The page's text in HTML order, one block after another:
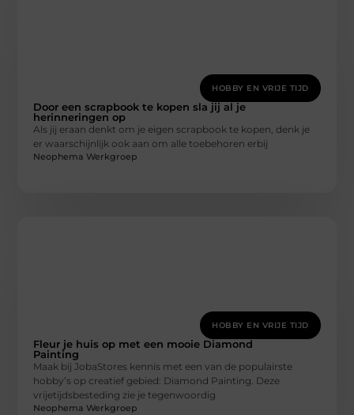
HOBBY EN VRIJE TIJD
Door een scrapbook te kopen sla jij al je
herinneringen op
Als jij eraan denkt om je eigen scrapbook te kopen, denk je
er waarschijnlijk ook aan om alle toebehoren erbij
Neophema Werkgroep
HOBBY EN VRIJE TIJD
Fleur je huis op met een mooie Diamond
Painting
Maak bij JobaStores kennis met een van de populairste
hobby’s op creatief gebied: Diamond Painting. Deze
vrijetijdsbesteding zie je tegenwoordig
Neophema Werkgroep